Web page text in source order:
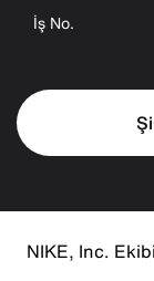
İş No.
NIKE, Inc.